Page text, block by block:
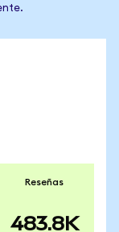
Reseñas
483.8K